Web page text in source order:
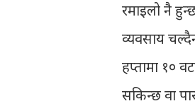
रमाइलो नै
व्यवसाय
हप्तामा १०
सकिन्छ वा